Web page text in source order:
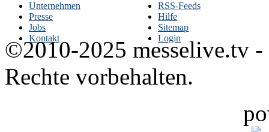
Unternehmen
Presse
Jobs
Kontakt
RSS-Feeds
Hilfe
Sitemap
Login
©2010-2025 messelive.tv -
Rechte vorbehalten.